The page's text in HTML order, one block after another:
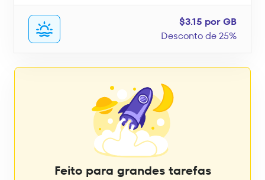
$3.15 por GB
Desconto de 25%
Feito para grandes tarefas